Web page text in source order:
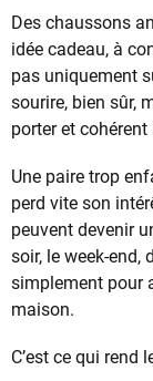
Des chaussons
idée cadeau, à
pas uniquement
sourire, bien sûr,
porter et
Une paire trop
perd vite son
peuvent devenir
soir, le week-end,
simplement pour
maison.
C’est ce qui rend